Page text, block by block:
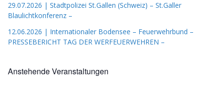
29.07.2026 | Stadtpolizei St.Gallen (Schweiz) – St.Galler
Blaulichtkonferenz –
12.06.2026 | Internationaler Bodensee – Feuerwehrbund –
PRESSEBERICHT TAG DER WERFEUERWEHREN –
Anstehende Veranstaltungen